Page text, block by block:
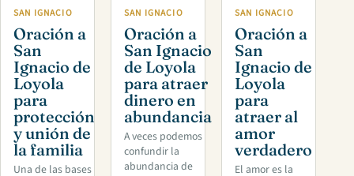
SAN IGNACIO
Oración a
San
Ignacio de
Loyola
para
protección
y unión de
la familia
Una de las bases
SAN IGNACIO
Oración a
San Ignacio
de Loyola
para atraer
dinero en
abundancia
A veces podemos
confundir la
abundancia de
SAN IGNACIO
Oración a
San
Ignacio de
Loyola
para
atraer al
amor
verdadero
El amor es la